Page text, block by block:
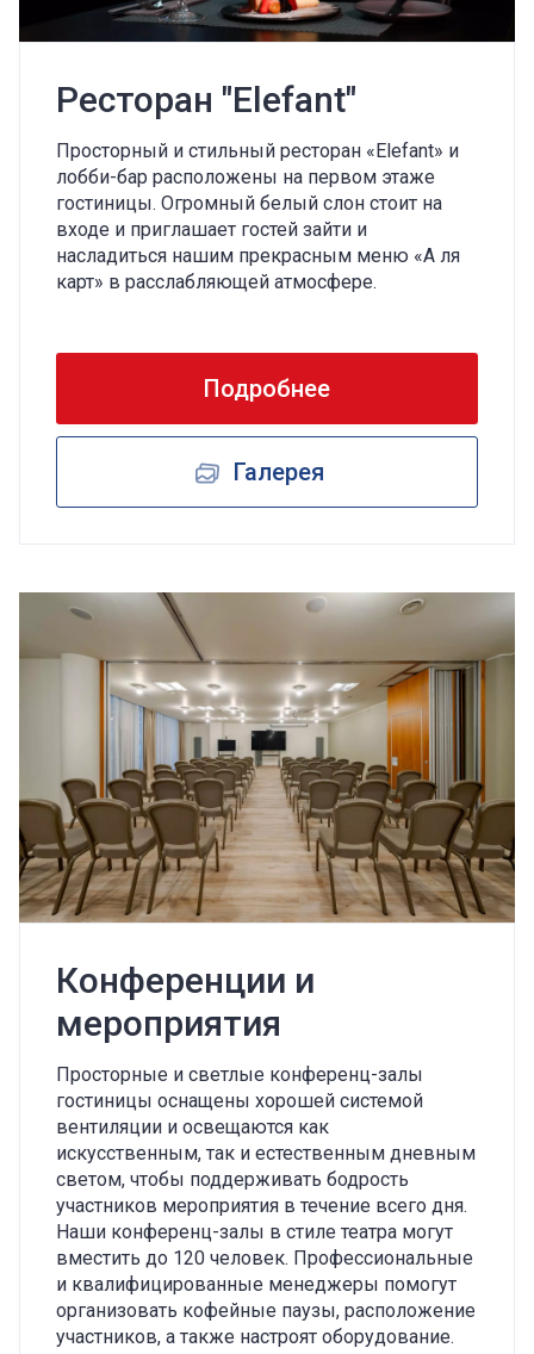
Ресторан "Elefant"
Просторный и стильный ресторан «Elefant» и
лобби-бар расположены на первом этаже
гостиницы. Огромный белый слон стоит на
входе и приглашает гостей зайти и
насладиться нашим прекрасным меню «А ля
карт» в расслабляющей атмосфере.
Подробнее
Галерея
Конференции и
мероприятия
Просторные и светлые конференц-залы
гостиницы оснащены хорошей системой
вентиляции и освещаются как
искусственным, так и естественным дневным
светом, чтобы поддерживать бодрость
участников мероприятия в течение всего дня.
Наши конференц-залы в стиле театра могут
вместить до 120 человек. Профессиональные
и квалифицированные менеджеры помогут
организовать кофейные паузы, расположение
участников, а также настроят оборудование.